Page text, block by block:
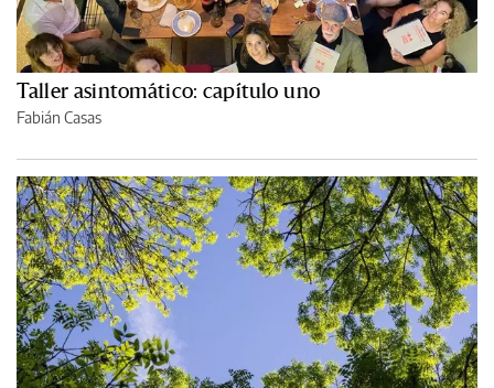
Taller asintomático: capítulo uno
Fabián Casas